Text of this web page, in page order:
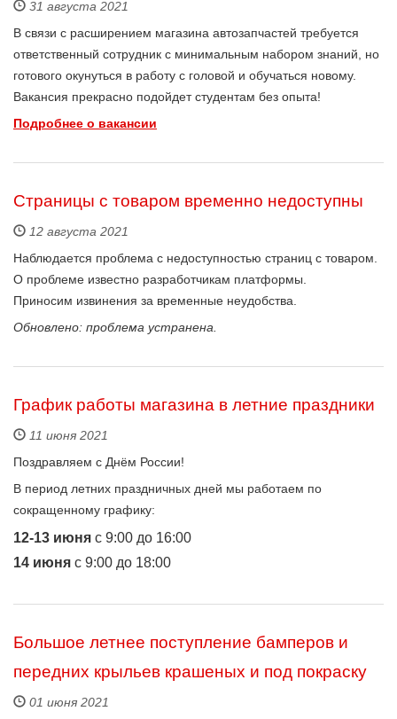
31 августа 2021
В связи с расширением магазина автозапчастей требуется
ответственный сотрудник с минимальным набором знаний, но
готового окунуться в работу с головой и обучаться новому.
Вакансия прекрасно подойдет студентам без опыта!
Подробнее о вакансии
Страницы с товаром временно недоступны
12 августа 2021
Наблюдается проблема с недоступностью страниц с товаром.
О проблеме известно разработчикам платформы.
Приносим извинения за временные неудобства.
Обновлено: проблема устранена.
График работы магазина в летние праздники
11 июня 2021
Поздравляем с Днём России!
В период летних праздничных дней мы работаем по
сокращенному графику:
12-13 июня с 9:00 до 16:00
14 июня с 9:00 до 18:00
Большое летнее поступление бамперов и
передних крыльев крашеных и под покраску
01 июня 2021